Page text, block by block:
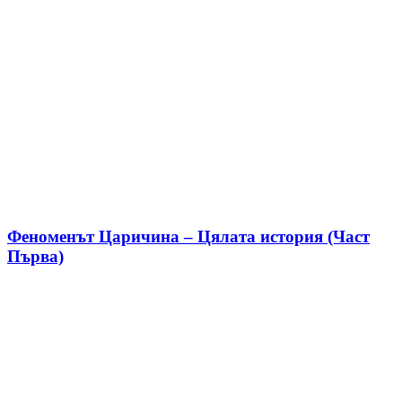
Феноменът Царичина – Цялата история (Част
Първа)